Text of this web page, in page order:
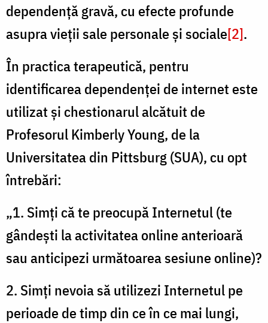
dependență gravă, cu efecte profunde
asupra vieții sale personale și sociale[2].
În practica terapeutică, pentru
identificarea dependenței de internet este
utilizat și chestionarul alcătuit de
Profesorul Kimberly Young, de la
Universitatea din Pittsburg (SUA), cu opt
întrebări:
„1. Simţi că te preocupă Internetul (te
gândeşti la activitatea online anterioară
sau anticipezi următoarea sesiune online)?
2. Simţi nevoia să utilizezi Internetul pe
perioade de timp din ce în ce mai lungi,